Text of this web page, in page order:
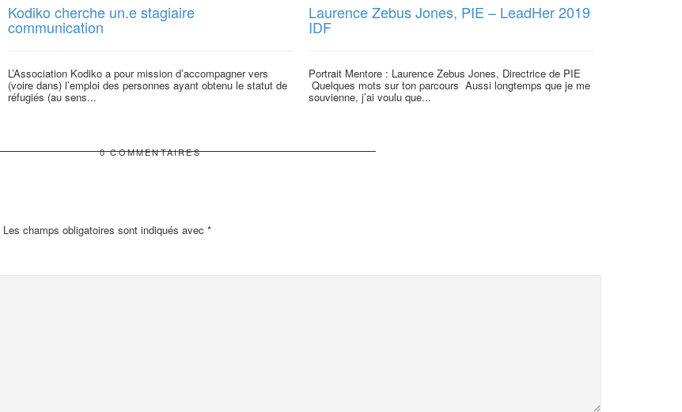
Kodiko cherche un.e stagiaire
communication
L’Association Kodiko a pour mission d’accompagner vers
(voire dans) l’emploi des personnes ayant obtenu le statut de
réfugiés (au sens...
Laurence Zebus Jones, PIE – LeadHer 2019
IDF
Portrait Mentore : Laurence Zebus Jones, Directrice de PIE
Quelques mots sur ton parcours Aussi longtemps que je me
souvienne, j’ai voulu que...
0 COMMENTAIRES
Les champs obligatoires sont indiqués avec *